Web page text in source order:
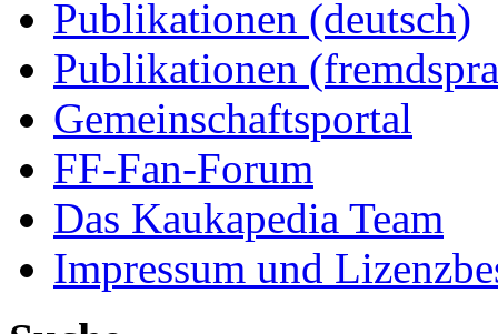
Publikationen (deutsch)
Publikationen
Gemeinschaftsportal
FF-Fan-Forum
Das Kaukapedia Team
Impressum und